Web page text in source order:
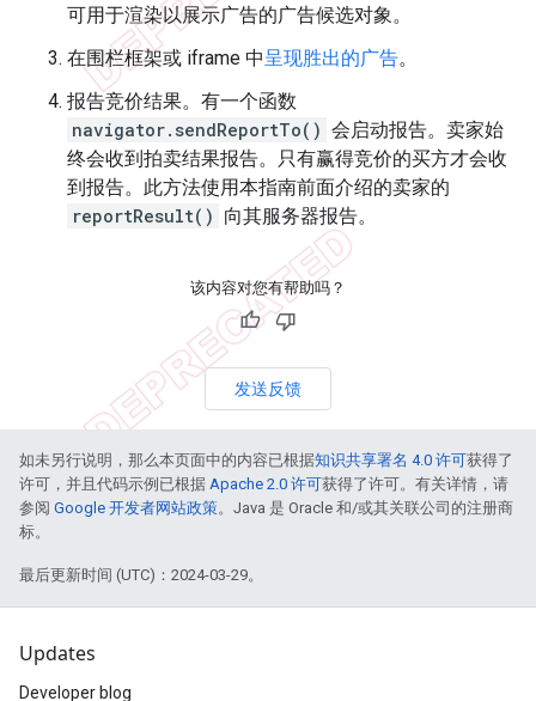
可用于渲染以展示广告的广告候选对象。
在围栏框架或 iframe 中呈现胜出的广告。
报告竞价结果。有一个函数
navigator.sendReportTo() 会启动报告。卖家始
终会收到拍卖结果报告。只有赢得竞价的买方才会收
到报告。此方法使用本指南前面介绍的卖家的
reportResult() 向其服务器报告。
该内容对您有帮助吗？
发送反馈
如未另行说明，那么本页面中的内容已根据知识共享署名 4.0 许可获得了
许可，并且代码示例已根据 Apache 2.0 许可获得了许可。有关详情，请
参阅 Google 开发者网站政策。Java 是 Oracle 和/或其关联公司的注册商
标。
最后更新时间 (UTC)：2024-03-29。
Updates
Developer blog